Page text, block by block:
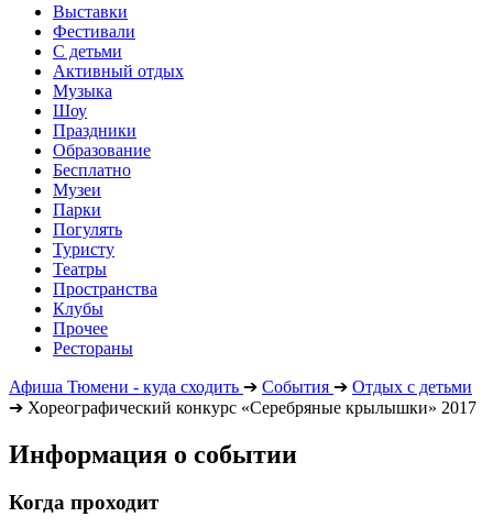
Выставки
Фестивали
С детьми
Активный отдых
Музыка
Шоу
Праздники
Образование
Бесплатно
Музеи
Парки
Погулять
Туристу
Театры
Пространства
Клубы
Прочее
Рестораны
Афиша Тюмени - куда сходить ➔ События ➔ Отдых с детьми
➔ Хореографический конкурс «Серебряные крылышки» 2017
Информация о событии
Когда проходит